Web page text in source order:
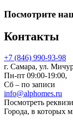
Посмотрите
Контакты
+7 (846) 990-93-98
г. Самара, ул.
Пн-пт 09:00-19:00,
Сб – по записи
info@alphomes.ru
Посмотреть
Города, в которых